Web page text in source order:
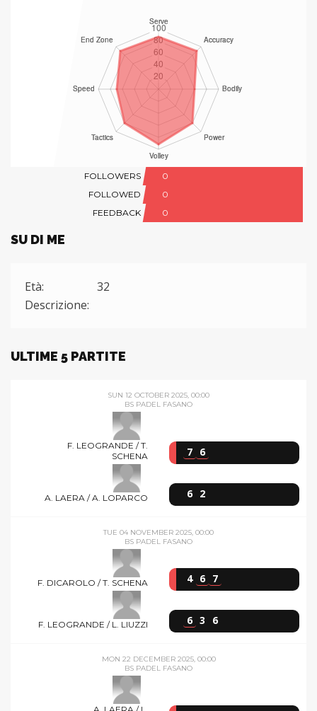
FOLLOWERS
0
FOLLOWED
0
FEEDBACK
0
SU DI ME
Età:
32
Descrizione:
ULTIME 5 PARTITE
SUN 12 OCTOBER 2025, 00:00
BS PADEL FASANO
F. LEOGRANDE / T.
SCHENA
7 6
A. LAERA / A. LOPARCO 6 2
TUE 04 NOVEMBER 2025, 00:00
BS PADEL FASANO
F. DICAROLO / T. SCHENA 4 6 7
F. LEOGRANDE / L. LIUZZI 6 3 6
MON 22 DECEMBER 2025, 00:00
BS PADEL FASANO